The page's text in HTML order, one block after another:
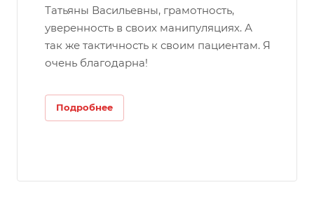
Татьяны Васильевны, грамотность,
уверенность в своих манипуляциях. А
так же тактичность к своим пациентам. Я
очень благодарна!
Подробнее